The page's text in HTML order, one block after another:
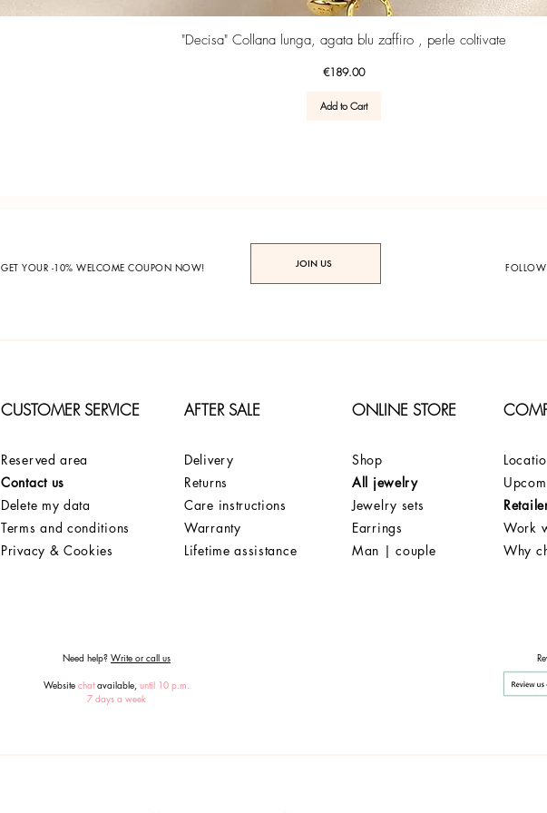
Quick View
"Decisa" Collana lunga, agata blu zaffiro , perle coltivate
Price
€189.00
Add to Cart
GET YOUR -10% WELCOME COUPON NOW! JOIN US
CUSTOMER SERVICE AFTER SALE ONLINE STORE
Reserved area
Contact us
Delete my data
Terms and conditions
Privacy & Cookies
Delivery
Returns
Care instructions
Warranty
Lifetime assistance
Shop
All jewelry
Jewelry sets
Earrings
Man | couple
Work
Why
Need help? Write or call us
Website chatavailable, until 10 p.m.
7 days a week